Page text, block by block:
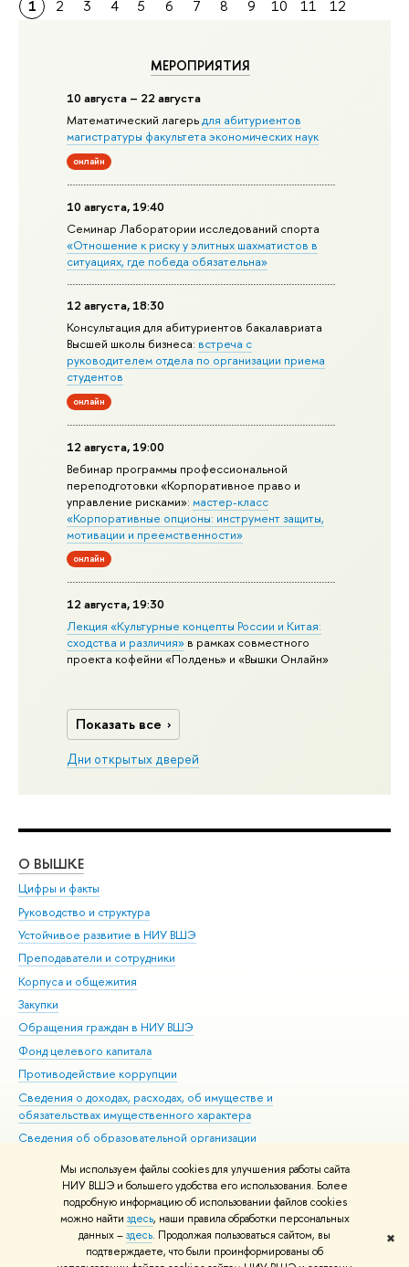
Мы используем файлы cookies для улучшения работы сайта
НИУ ВШЭ и большего удобства его использования. Более
подробную информацию об использовании файлов cookies
можно найти здесь, наши правила обработки персональных
данных –здесь. Продолжая пользоваться сайтом, вы
подтверждаете, что были проинформированы об
✖
МЕРОПРИЯТИЯ
10 августа – 22 августа
Математический лагерьдля абитуриентов
магистратуры факультета экономических наук
онлайн
10 августа, 19:40
Семинар Лаборатории исследований спорта
«Отношение к риску у элитных шахматистов в
ситуациях, где победа обязательна»
12 августа, 18:30
Консультация для абитуриентов бакалавриата
Высшей школы бизнеса: встреча с
руководителем отдела по организации приема
студентов
онлайн
12 августа, 19:00
Вебинар программы профессиональной
переподготовки «Корпоративное право и
управление рисками»: мастер-класс
«Корпоративные опционы: инструмент защиты,
мотивации и преемственности»
онлайн
12 августа, 19:30
Лекция «Культурные концепты России и Китая:
сходства и различия» в рамках совместного
проекта кофейни «Полдень» и «Вышки Онлайн»
Показать все
Дни открытых дверей
1 2 3 4 5 6 7 8 9 10 11 12
О ВЫШКЕ
Цифры и факты
Руководство и структура
Устойчивое развитие в НИУ ВШЭ
Преподаватели и сотрудники
Корпуса и общежития
Закупки
Обращения граждан в НИУ ВШЭ
Фонд целевого капитала
Противодействие коррупции
Сведения о доходах, расходах, об имуществе и
обязательствах имущественного характера
Сведения об образовательной организации
Людям с ограниченными возможностями здоровья
Единая платежная страница
Работа в Вышке